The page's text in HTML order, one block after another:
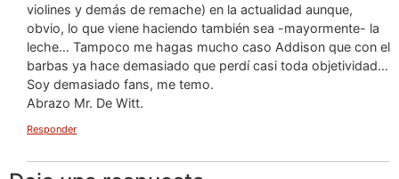
violines y demás de remache) en la actualidad aunque,
obvio, lo que viene haciendo también sea -mayormente- la
leche… Tampoco me hagas mucho caso Addison que con el
barbas ya hace demasiado que perdí casi toda objetividad…
Soy demasiado fans, me temo.
Abrazo Mr. De Witt.
Responder